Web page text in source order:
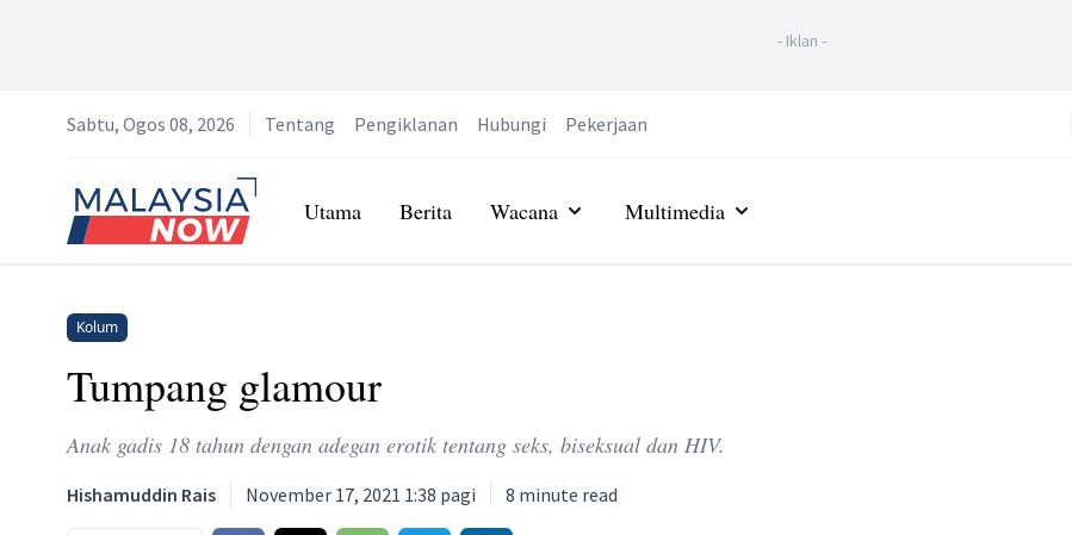
- Iklan -
Sabtu, Ogos 08, 2026 Tentang Pengiklanan Hubungi Pekerjaan
Home
Utama Berita Wacana Multimedia
Kolum
Tumpang glamour
Anak gadis 18 tahun dengan adegan erotik tentang seks, biseksual dan HIV.
Hishamuddin Rais November 17, 2021 1:38 pagi 8 minute read